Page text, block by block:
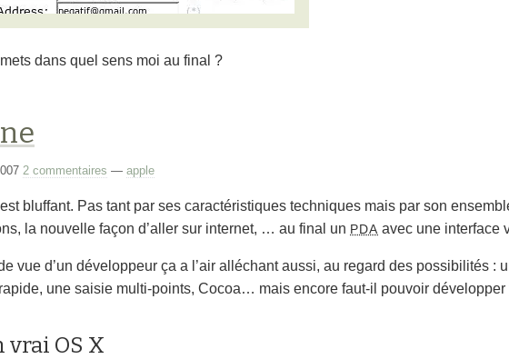
dans quel sens moi au final ?
2 commentaires — apple
est bluffant. Pas tant par ses caractéristiques techniques mais par son
la nouvelle façon d’aller sur internet, … au final un PDA avec une interface
vue d’un développeur ça a l’air alléchant aussi, au regard des possibilités :
une saisie multi-points, Cocoa… mais encore faut-il pouvoir
vrai OS X